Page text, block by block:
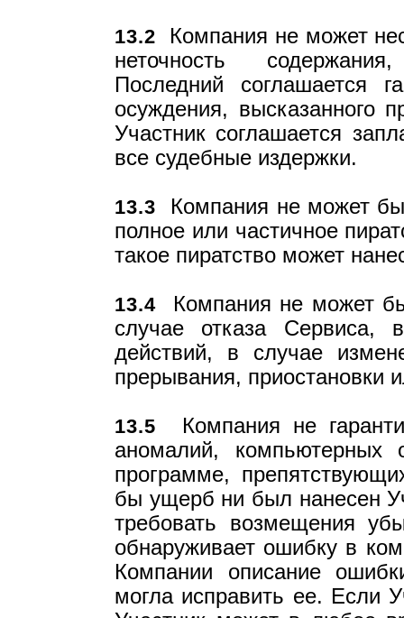
13.2 Компания не может
неточность
Последний соглашается
осуждения, высказанного
Участник соглашается
все судебные издержки.
13.3 Компания не может
полное или частичное
такое пиратство может
13.4 Компания не может
случае отказа Сервиса,
действий, в случае
прерывания, приостановки
13.5 Компания не
аномалий, компьютерных
программе,
бы ущерб ни был нанесен
требовать возмещения
обнаруживает ошибку в
Компании описание
могла исправить ее. Если